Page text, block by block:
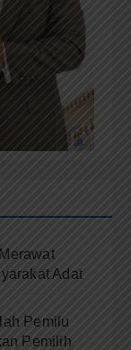
Adat
Pemilu
Pemilih